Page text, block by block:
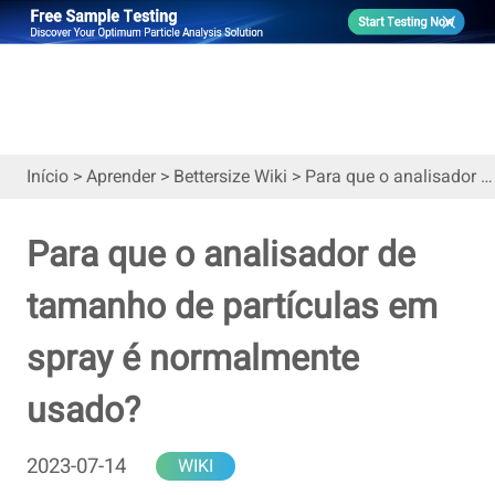
Início >Aprender > Bettersize Wiki > Para que o analisador de tamanho de partículas em spray é normalmente usado?
Para que o analisador de
tamanho de partículas em
spray é normalmente
usado?
2023-07-14 WIKI